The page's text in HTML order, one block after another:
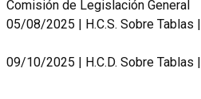
Comisión de Legislación General
05/08/2025 | H.C.S. Sobre Tablas |
09/10/2025 | H.C.D. Sobre Tablas |